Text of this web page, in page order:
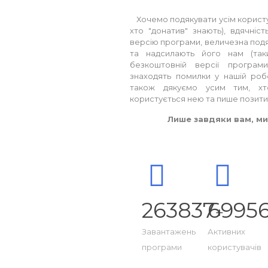
Хочемо подякувати усім
хто "донатив" знають),
версію програми, величезна
та надсилають його нам
безкоштовній версії
знаходять помилки у нашій
також дякуємо усим тим,
користується нею та пише
Лише завдяки вам, ми
263837+
Завантажень
програми
Активних
користувачів